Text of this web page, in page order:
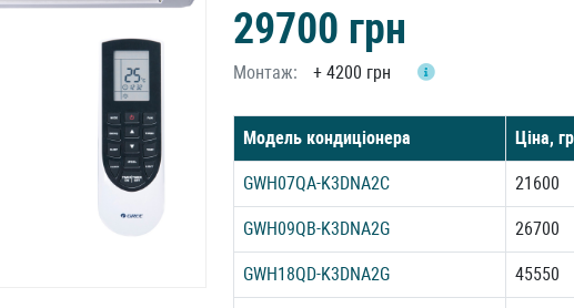
29700 грн
Монтаж: + 4200 грн
Модель кондиціонера Ціна,
GWH07QA-K3DNA2С 21600
GWH09QB-K3DNA2G 26700
GWH18QD-K3DNA2G 45550